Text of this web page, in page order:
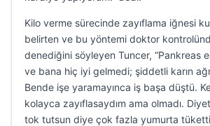
Kilo verme sürecinde zayıflama iğnesi
belirten ve bu yöntemi doktor
denediğini söyleyen Tuncer, “Pankreas
ve bana hiç iyi gelmedi; şiddetli karın
Bende işe yaramayınca iş başa düştü.
kolayca zayıflasaydım ama olmadı.
tok tutsun diye çok fazla yumurta